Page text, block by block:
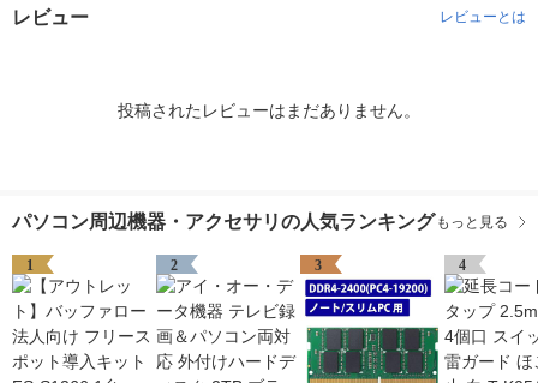
レビュー レビューとは
投稿されたレビューはまだありません。
パソコン周辺機器・アクセサリの人気ランキング もっと見る
1 2 3 4